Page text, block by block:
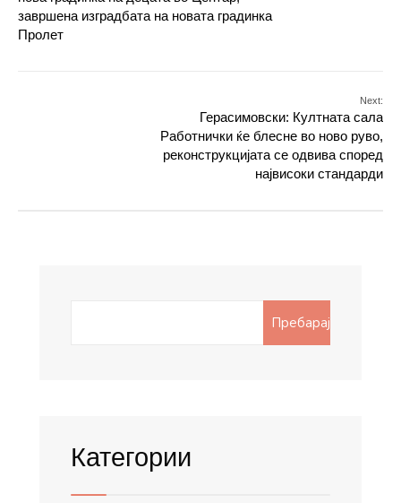
завршена изградбата на новата градинка
Пролет
Next:
Герасимовски: Култната сала
Работнички ќе блесне во ново руво,
реконструкцијата се одвива според
највисоки стандарди
Пребарај
Категории